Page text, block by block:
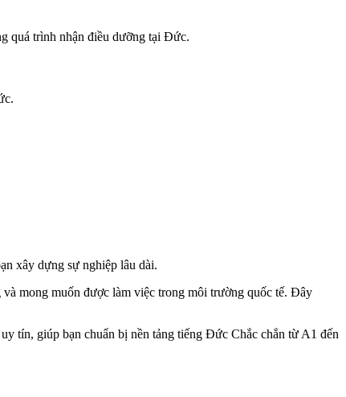
quá trình nhận điều dưỡng tại Đức.
xây dựng sự nghiệp lâu dài.
mong muốn được làm việc trong môi trường quốc tế. Đây
tín, giúp bạn chuẩn bị nền tảng tiếng Đức Chắc chắn từ A1 đến